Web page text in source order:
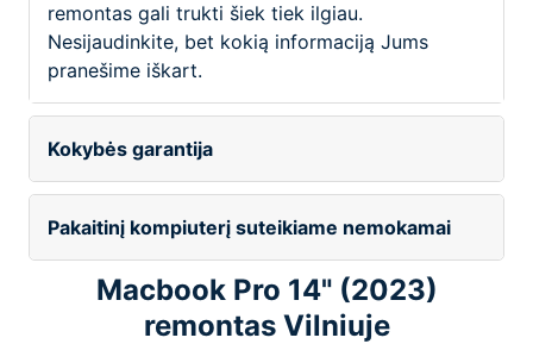
remontas gali trukti šiek tiek ilgiau.
Nesijaudinkite, bet kokią informaciją Jums
pranešime iškart.
Kokybės garantija
Pakaitinį kompiuterį suteikiame nemokamai
Macbook Pro 14" (2023)
remontas Vilniuje